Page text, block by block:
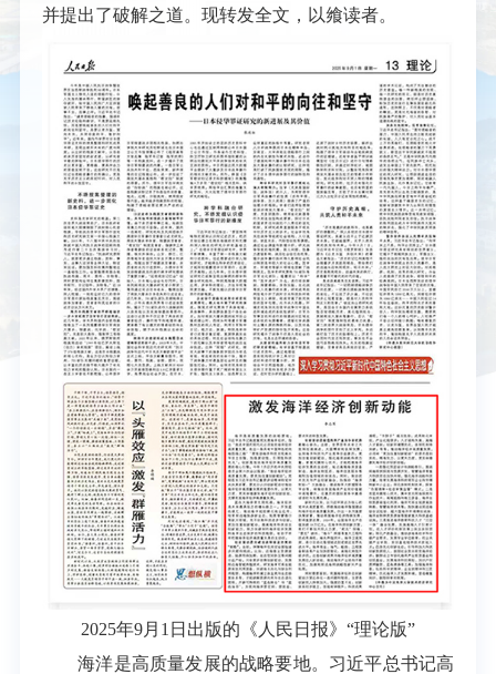
并提出了破解之道。现转发全文，以飨读者。
2025年9月1日出版的《人民日报》“理论版”
海洋是高质量发展的战略要地。习近平总书记高